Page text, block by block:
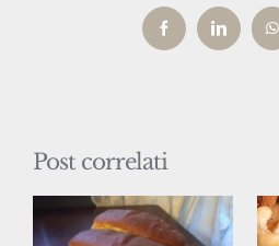
FacebookLinkedIn
Post correlati